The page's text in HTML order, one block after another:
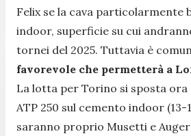
Felix se la cava particolarmente
indoor, superficie su cui
tornei del 2025. Tuttavia è
favorevole che permetterà a
La lotta per Torino si sposta ora
ATP 250 sul cemento indoor
saranno proprio Musetti e